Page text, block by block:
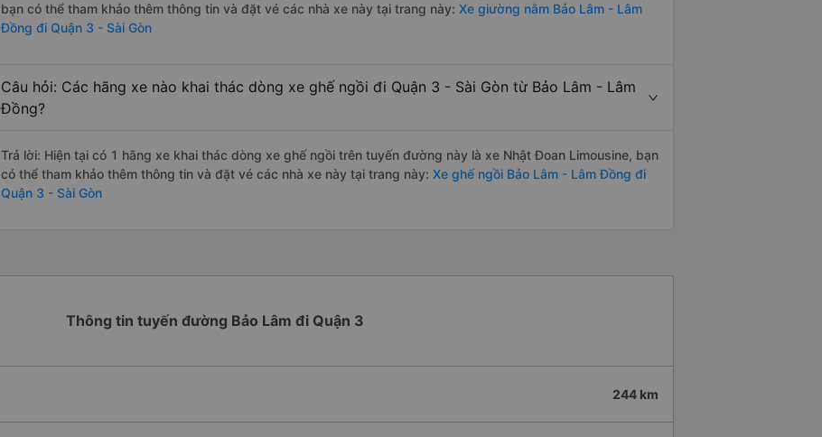
bạn có thể tham khảo thêm thông tin và đặt vé các nhà xe này tại trang này: Xe giường nằm Bảo Lâm - Lâm
Đồng đi Quận 3 - Sài Gòn
Câu hỏi: Các hãng xe nào khai thác dòng xe ghế ngồi đi Quận 3 - Sài Gòn từ Bảo Lâm - Lâm
Đồng?
Trả lời: Hiện tại có 1 hãng xe khai thác dòng xe ghế ngồi trên tuyến đường này là xe Nhật Đoan Limousine, bạn
có thể tham khảo thêm thông tin và đặt vé các nhà xe này tại trang này: Xe ghế ngồi Bảo Lâm - Lâm Đồng đi
Quận 3 - Sài Gòn
Thông tin tuyến đường Bảo Lâm đi Quận 3
244 km